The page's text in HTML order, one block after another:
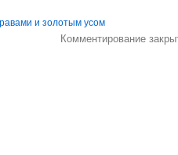
и золотым усом
Комментирование